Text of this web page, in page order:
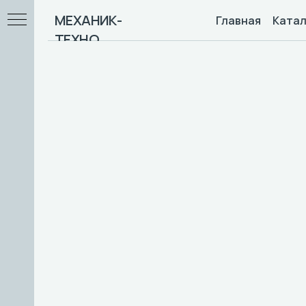
Главная
МЕХАНИК-
ТЕХНО